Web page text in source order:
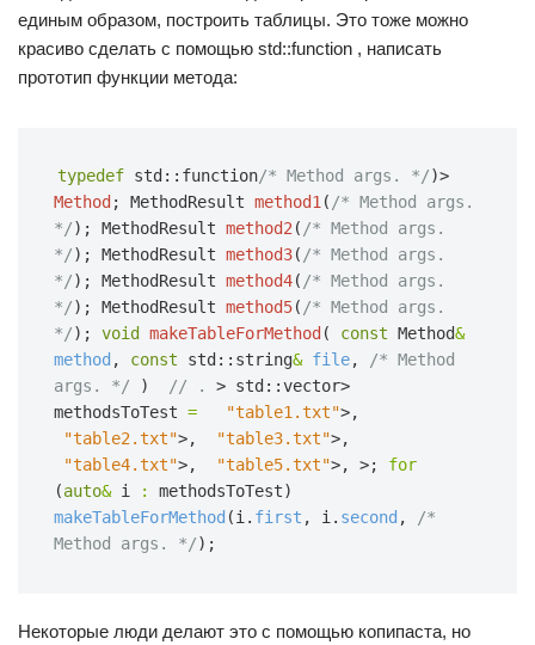
единым образом, построить таблицы. Это тоже можно
красиво сделать с помощью std::function , написать
прототип функции метода:
typedef std::function/* Method args. */)>
Method ; MethodResult method1 ( /* Method args.
*/); MethodResult method2 ( /* Method args.
*/); MethodResult method3( /* Method args.
*/); MethodResult method4( /* Method args.
*/); MethodResult method5( /* Method args.
*/); void makeTableForMethod ( const Method&
method , const std::string& file,
/* Method
args. */
) // . > std::vector>
methodsToTest = "table1.txt">,
"table2.txt">, "table3.txt">,
"table4.txt">, "table5.txt">, >;
for
(auto& i :
methodsToTest)
makeTableForMethod (i. first , i. second ,
/*
Method args. */);
Некоторые люди делают это с помощью копипаста, но